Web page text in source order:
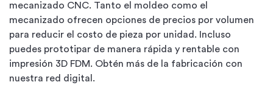
mecanizado CNC. Tanto el moldeo como el
mecanizado ofrecen opciones de precios por volumen
para reducir el costo de pieza por unidad. Incluso
puedes prototipar de manera rápida y rentable con
impresión 3D FDM. Obtén más de la fabricación con
nuestra red digital.